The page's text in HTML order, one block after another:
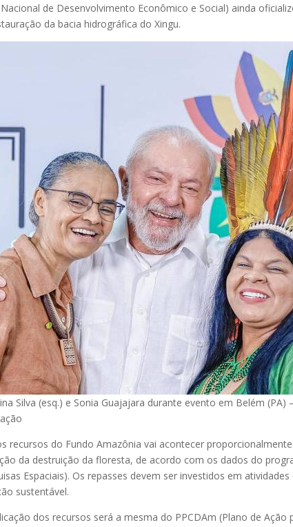
de Desenvolvimento Econômico e Social) ainda
da bacia hidrográfica do Xingu.
Silva (esq.) e Sonia Guajajara durante evento em Belém (PA)
recursos do Fundo Amazônia vai acontecer
da destruição da floresta, de acordo com os dados do
Espaciais). Os repasses devem ser investidos em
sustentável.
dos recursos será a mesma do PPCDAm (Plano de Ação